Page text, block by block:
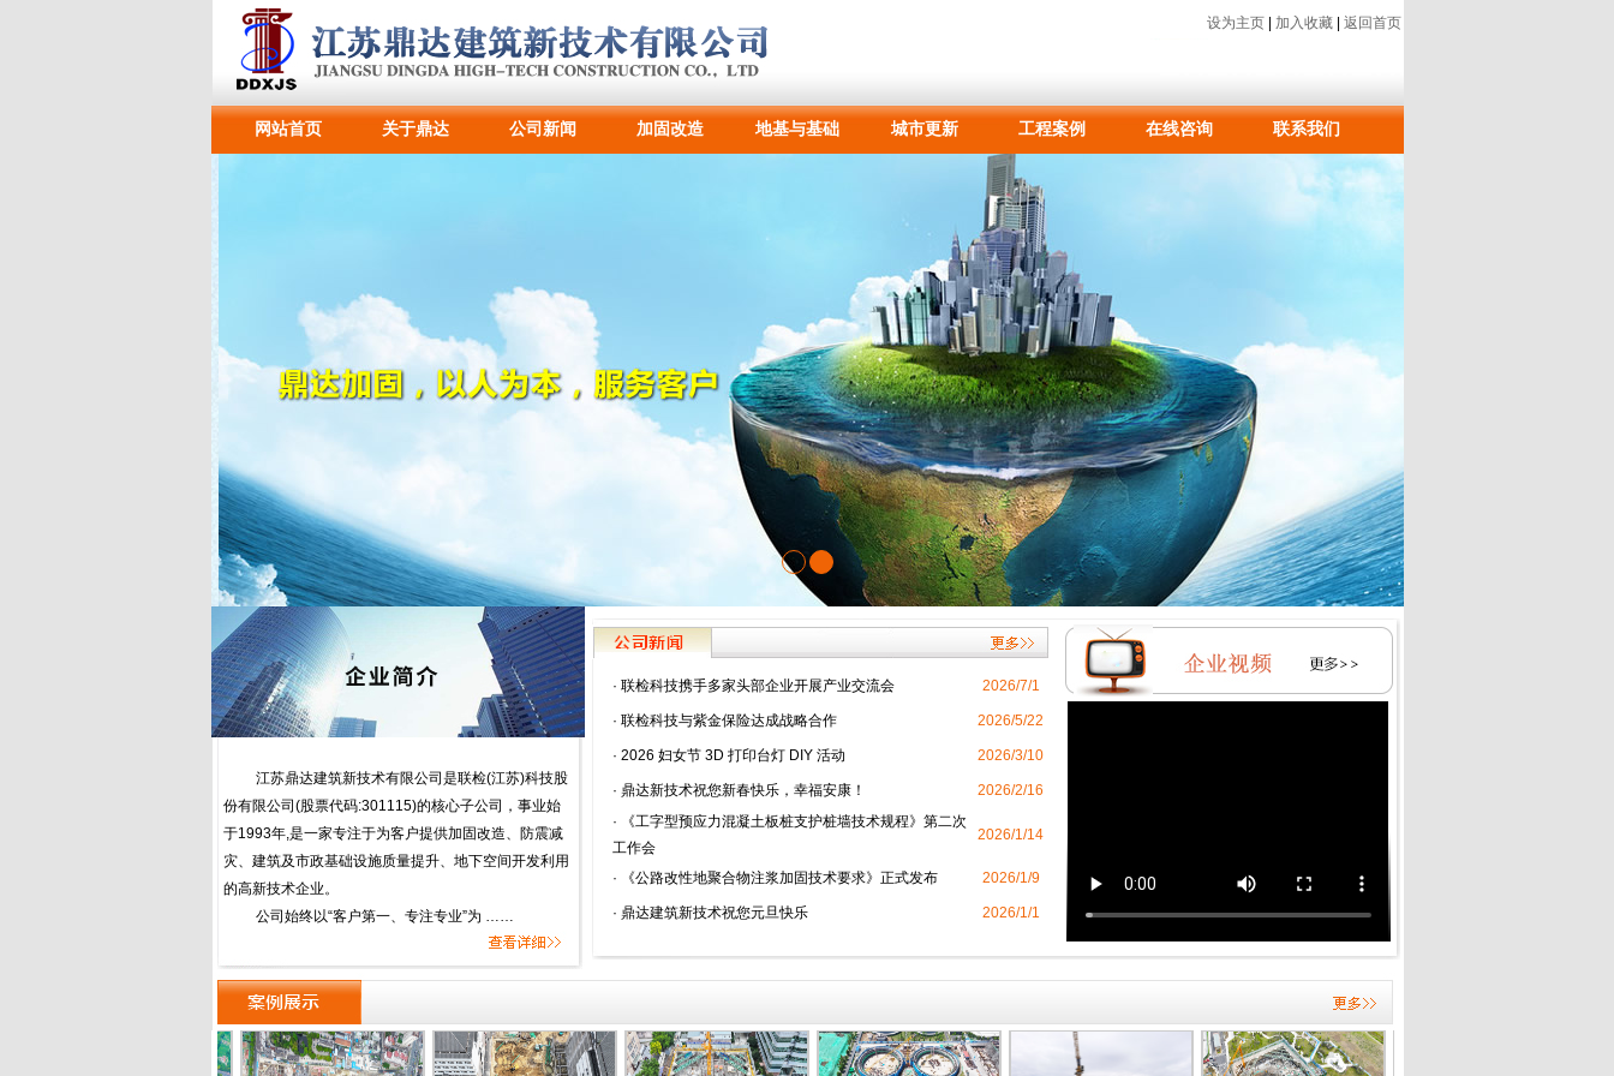
设为主页| 加入收藏| 返回首页
网站首页 关于鼎达 公司新闻 加固改造 地基与基础 城市更新 工程案例 在线咨询 联系我们
江苏鼎达建筑新技术有限公司是联检(江苏)科技股
份有限公司(股票代码:301115)的核心子公司，事业始
于1993年,是一家专注于为客户提供加固改造、防震减
灾、建筑及市政基础设施质量提升、地下空间开发利用
的高新技术企业。
公司始终以“客户第一、专注专业”为 ……
· 联检科技携手多家头部企业开展产业交流会 2026/7/1
· 联检科技与紫金保险达成战略合作 2026/5/22
· 2026 妇女节 3D 打印台灯 DIY 活动 2026/3/10
· 鼎达新技术祝您新春快乐，幸福安康！
2026/2/16
· 《工字型预应力混凝土板桩支护桩墙技术规程》第二次
工作会
2026/1/14
· 《公路改性地聚合物注浆加固技术要求》正式发布 2026/1/9
· 鼎达建筑新技术祝您元旦快乐 2026/1/1